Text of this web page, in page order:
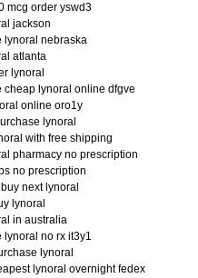
mcg order yswd3
jackson
lynoral nebraska
atlanta
lynoral
cheap lynoral online dfgve
online oro1y
lynoral
with free shipping
pharmacy no prescription
no prescription
next lynoral
lynoral
in australia
lynoral no rx it3y1
lynoral
lynoral overnight fedex